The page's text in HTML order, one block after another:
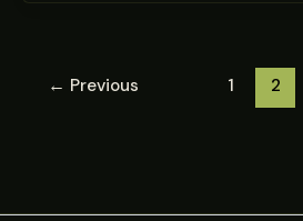
← Previous 1 2